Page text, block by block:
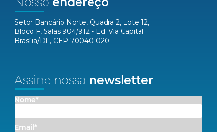
Setor Bancário Norte, Quadra 2, Lote 12,
Bloco F, Salas 904/912 - Ed. Via Capital
Brasília/DF, CEP 70040-020
Assine nossa newsletter
Nome*
Email*